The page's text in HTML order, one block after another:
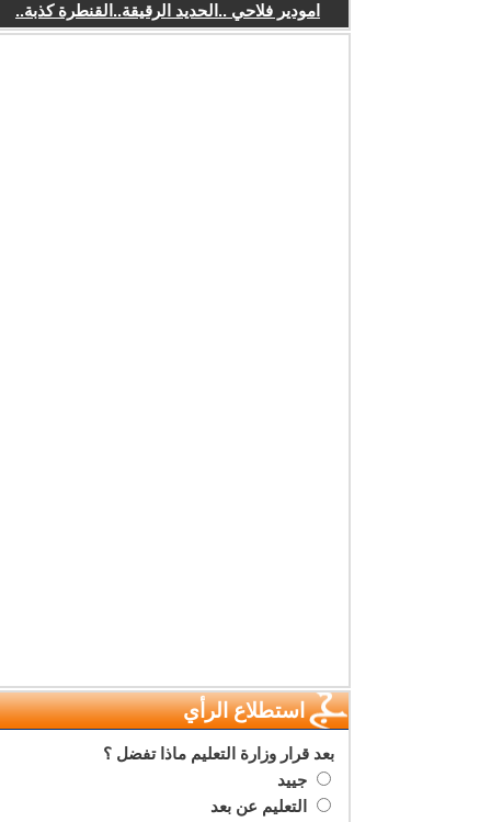
امودير فلاحي ..الحديد الرقيقة..القنطرة كذبة..
استطلاع الرأي
بعد قرار وزارة التعليم ماذا تفضل ؟
جييد
التعليم عن بعد